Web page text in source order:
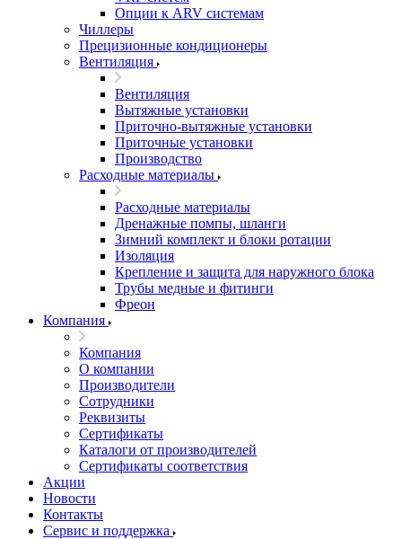
Опции к ARV системам
Чиллеры
Прецизионные кондиционеры
Вентиляция
Вентиляция
Вытяжные установки
Приточно-вытяжные установки
Приточные установки
Производство
Расходные материалы
Расходные материалы
Дренажные помпы, шланги
Зимний комплект и блоки ротации
Изоляция
Крепление и защита для наружного блока
Трубы медные и фитинги
Фреон
Компания
Компания
О компании
Производители
Сотрудники
Реквизиты
Сертификаты
Каталоги от производителей
Сертификаты соответствия
Акции
Новости
Контакты
Сервис и поддержка